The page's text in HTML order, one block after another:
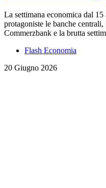
La settimana economica dal
protagoniste le banche
Commerzbank e la brutta
Flash Economia
20 Giugno 2026